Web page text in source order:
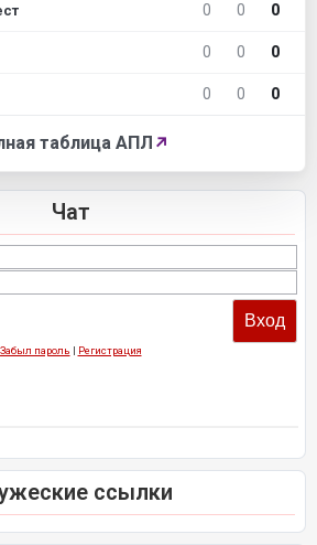
0 0 0
0 0 0
0 0 0
таблица АПЛ ↗
Чат
Забыл пароль | Регистрация
ссылки